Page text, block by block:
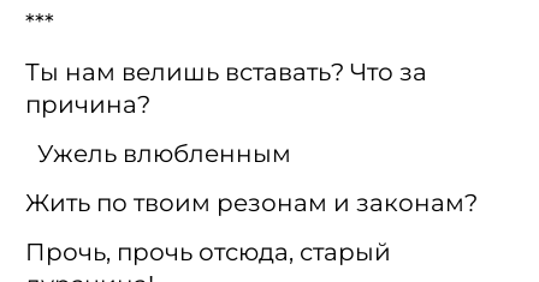
***
Ты нам велишь вставать? Что за
причина?
Ужель влюбленным
Жить по твоим резонам и законам?
Прочь, прочь отсюда, старый